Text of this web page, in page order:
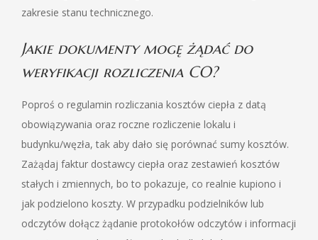
zakresie stanu technicznego.
Jakie dokumenty mogę żądać do
weryfikacji rozliczenia CO?
Poproś o regulamin rozliczania kosztów ciepła z datą
obowiązywania oraz roczne rozliczenie lokalu i
budynku/węzła, tak aby dało się porównać sumy kosztów.
Zażądaj faktur dostawcy ciepła oraz zestawień kosztów
stałych i zmiennych, bo to pokazuje, co realnie kupiono i
jak podzielono koszty. W przypadku podzielników lub
odczytów dołącz żądanie protokołów odczytów i informacji